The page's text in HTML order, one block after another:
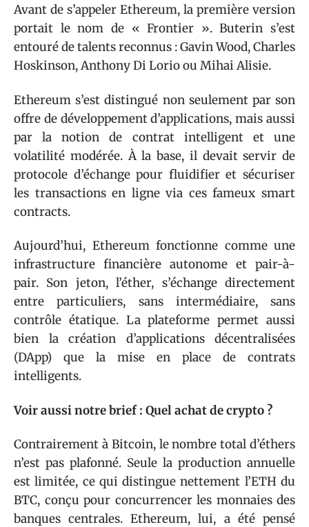
Avant de s’appeler Ethereum, la première version
portait le nom de « Frontier ». Buterin s’est
entouré de talents reconnus : Gavin Wood, Charles
Hoskinson, Anthony Di Lorio ou Mihai Alisie.
Ethereum s’est distingué non seulement par son
offre de développement d’applications, mais aussi
par la notion de contrat intelligent et une
volatilité modérée. À la base, il devait servir de
protocole d’échange pour fluidifier et sécuriser
les transactions en ligne via ces fameux smart
contracts.
Aujourd’hui, Ethereum fonctionne comme une
infrastructure financière autonome et pair-à-
pair. Son jeton, l’éther, s’échange directement
entre particuliers, sans intermédiaire, sans
contrôle étatique. La plateforme permet aussi
bien la création d’applications décentralisées
(DApp) que la mise en place de contrats
intelligents.
Voir aussi notre brief : Quel achat de crypto ?
Contrairement à Bitcoin, le nombre total d’éthers
n’est pas plafonné. Seule la production annuelle
est limitée, ce qui distingue nettement l’ETH du
BTC, conçu pour concurrencer les monnaies des
banques centrales. Ethereum, lui, a été pensé